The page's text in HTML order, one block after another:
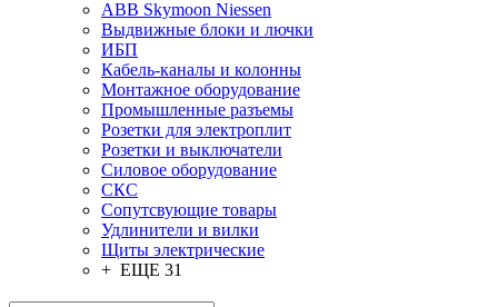
ABB Skymoon Niessen
Выдвижные блоки и лючки
ИБП
Кабель-каналы и колонны
Монтажное оборудование
Промышленные разъемы
Розетки для электроплит
Розетки и выключатели
Силовое оборудование
СКС
Сопутсвующие товары
Удлинители и вилки
Щиты электрические
+ ЕЩЕ 31